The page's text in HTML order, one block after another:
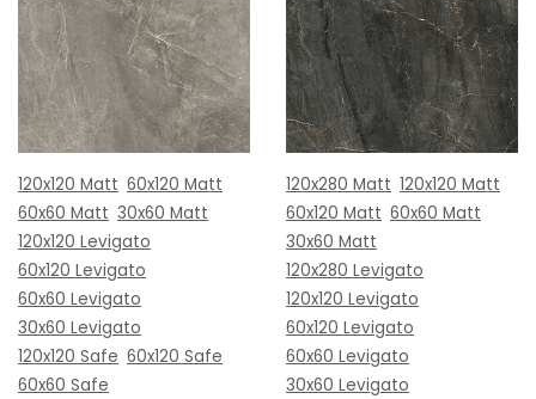
120x120 Matt 60x120 Matt
60x60 Matt 30x60 Matt
120x120 Levigato
60x120 Levigato
60x60 Levigato
30x60 Levigato
120x120 Safe 60x120 Safe
60x60 Safe
120x280 Matt 120x120 Matt
60x120 Matt 60x60 Matt
30x60 Matt
120x280 Levigato
120x120 Levigato
60x120 Levigato
60x60 Levigato
30x60 Levigato